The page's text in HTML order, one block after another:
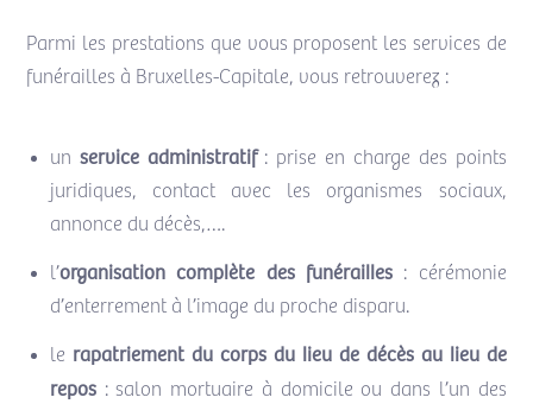
Parmi les prestations que vous proposent les services de
funérailles à Bruxelles-Capitale, vous retrouverez :
un service administratif: prise en charge des points
juridiques, contact avec les organismes sociaux,
annonce du décès,….
l’organisation complète des funérailles: cérémonie
d’enterrement à l’image du proche disparu.
le rapatriement du corps du lieu de décès au lieu de
repos: salon mortuaire à domicile ou dans l’un des